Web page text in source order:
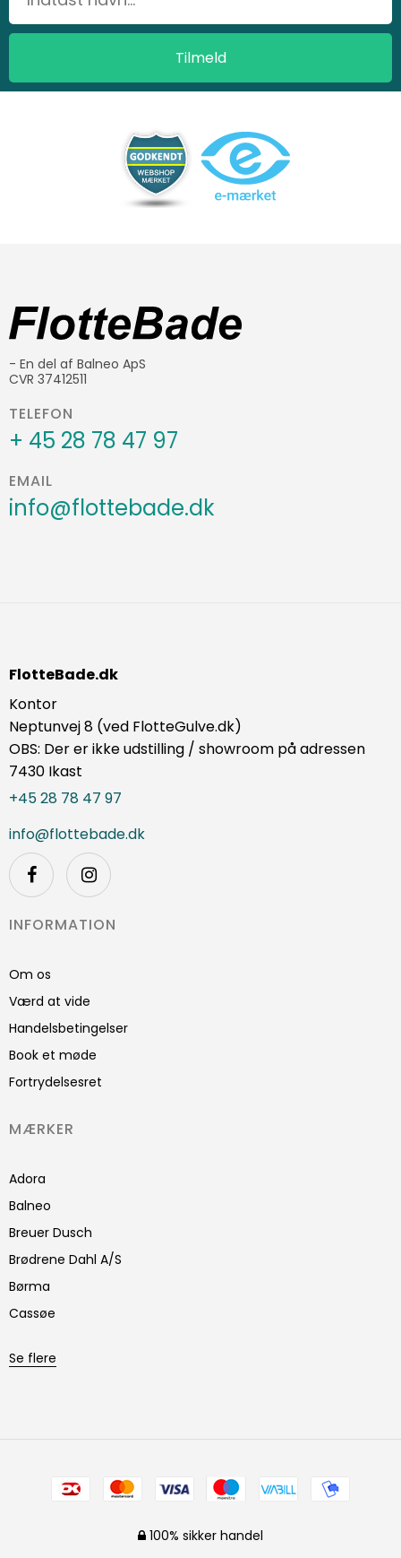
- En del af Balneo ApS
CVR 37412511
TELEFON
+ 45 28 78 47 97
EMAIL
info@flottebade.dk
FlotteBade.dk
Kontor
Neptunvej 8 (ved FlotteGulve.dk)
OBS: Der er ikke udstilling / showroom på adressen
7430 Ikast
+45 28 78 47 97
info@flottebade.dk
INFORMATION
Om os
Værd at vide
Handelsbetingelser
Book et møde
Fortrydelsesret
MÆRKER
Adora
Balneo
Breuer Dusch
Brødrene Dahl A/S
Børma
Cassøe
Se flere
100% sikker handel